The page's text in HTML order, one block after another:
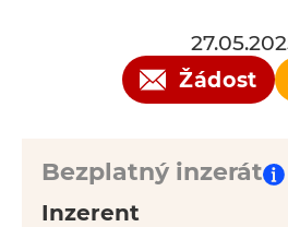
Žádost
Bezplatný inzerát
Inzerent